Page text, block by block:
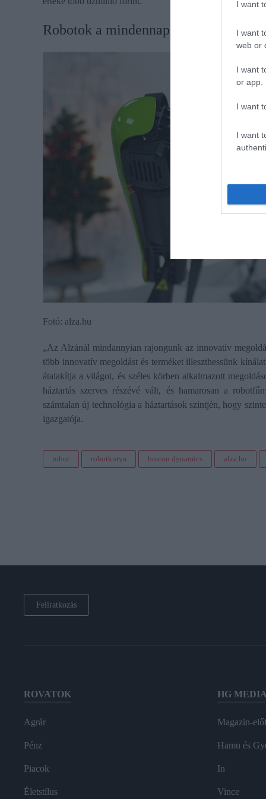
I want
I want
web or
I want
or app.
I want
I want
​Robotok a mindennapokban
Fotó: alza.hu
„Az Alzánál mindannyian rajongunk az innovatív
több innovatív megoldást és terméket illeszthessünk
átalakítja a világot, és széles körben alkalmazott
háztartás szerves részévé vált, és hamarosan a
számtalan új technológia a háztartások szintjén, hogy
igazgatója.
robot robotkutya boston dynamics alza.hu
Feliratkozás
ROVATOK
Agrár
Pénz
Piacok
Életstílus
HG MEDIA
Magazin-
Hamu és
In
Vince